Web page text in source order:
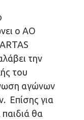
ο ΑΟ
την
του
αγώνων
Επίσης για
θα